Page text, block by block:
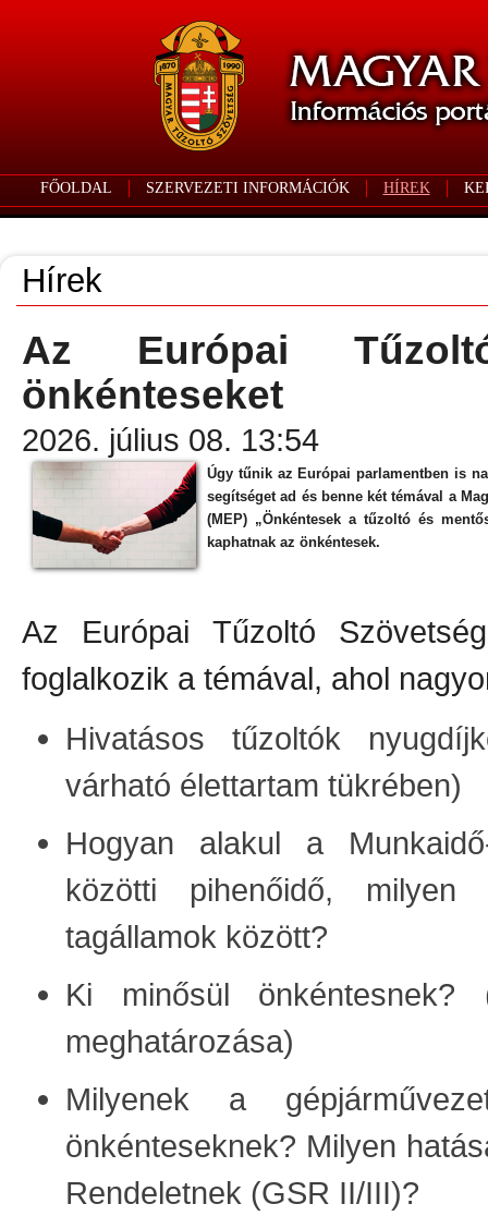
FŐOLDAL SZERVEZETI INFORMÁCIÓK HÍREK
Hírek
Az Európai
önkénteseket
2026. július 08. 13:54
Úgy tűnik az Európai parlamentben is
segítséget ad és benne két témával a
(MEP) „Önkéntesek a tűzoltó és
kaphatnak az önkéntesek.
Az Európai Tűzoltó
foglalkozik a témával, ahol
Hivatásos tűzoltók
várható élettartam tükrében)
Hogyan alakul a
közötti pihenőidő, milyen
tagállamok között?
Ki minősül önkéntesnek?
meghatározása)
Milyenek a
önkénteseknek? Milyen
Rendeletnek (GSR II/III)?